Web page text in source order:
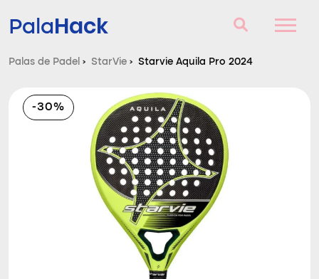
PalaHack
Palas de Padel
Consultorio
Comparador
Palas de Padel › StarVie › Starvie Aquila Pro 2024
-30%